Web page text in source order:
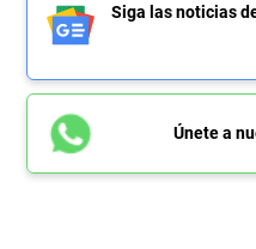
Siga las noticias
Únete a